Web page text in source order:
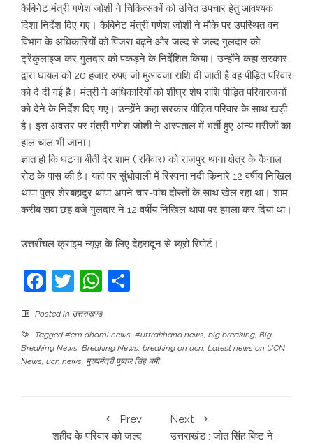
कैबिनेट मंत्री गणेश जोशी ने चिकित्सकों को उचित उपचार हेतु आवश्यक
दिशा निर्देश दिए गए। कैबिनेट मंत्री गणेश जोशी ने मौके पर उपस्थित वन
विभाग के अधिकारियों को पिंजरा बढ़ने और जल्द से जल्द गुलदार को
ट्रेंकुलाइज कर गुलदार को पकड़ने के निर्देशित किया। उन्होंने कहा सरकार
द्वारा घायल को 20 हजार रुपए जो मुआवजा राशि दी जाती है वह पीड़ित परिवार
को दे दी गई है। मंत्री ने अधिकारियों को शीघ्र शेष राशि पीड़ित परिवारजनों
को देने के निर्देश दिए गए। उन्होंने कहा सरकार पीड़ित परिवार के साथ खड़ी
है। इस अवसर पर मंत्री गणेश जोशी ने अस्पताल में भर्ती हुए अन्य मरीजों का
हाल चाल भी जाना।
ज्ञात हो कि घटना बीती देर शाम ( रविवार) को राजपुर थाना क्षेत्र के कैनाल
रोड के पास की है। यहां पर सुंधोवाली में रिस्पना नदी किनारे 12 वर्षीय निखिल
थापा पुत्र शेरबहादुर थापा अपने चार-पांच दोस्तों के साथ खेल रहा था। शाम
करीब सवा छह बजे गुलदार ने 12 वर्षीय निखिल थापा पर हमला कर दिया था।
उत्तराँचल क्राइम न्यूज़ के लिए देहरादून से ब्यूरो रिपोर्ट।
Facebook
TwitterWhatsApp
Posted in उत्तराखण्ड
Tagged#cm dhami news, #uttrakhand news, big breaking, Big
Breaking News, Breaking News, breaking on ucn, Latest news on UCN
News, ucn news, मुख्यमंत्री पुष्कर सिंह धमी
Prev
शहीद के परिवार को जल्द
Next
उत्तराखंड : जोत सिंह बिष्ट ने